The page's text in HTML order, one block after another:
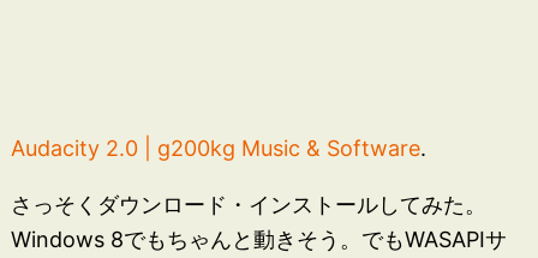
Audacity 2.0 | g200kg Music & Software.
さっそくダウンロード・インストールしてみた。
Windows 8でもちゃんと動きそう。でもWASAPIサ